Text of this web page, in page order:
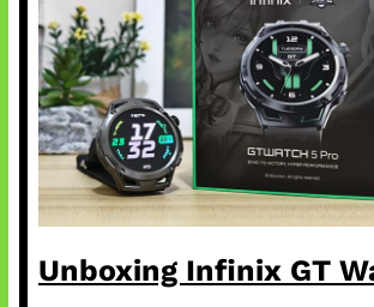
Unboxing Infinix GT